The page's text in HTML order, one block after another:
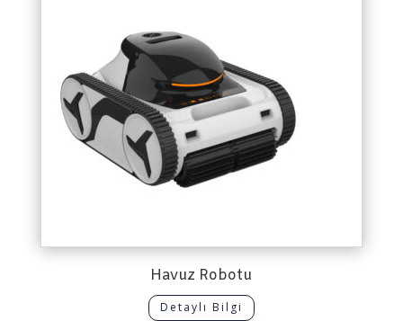
Havuz Robotu
Detaylı Bilgi